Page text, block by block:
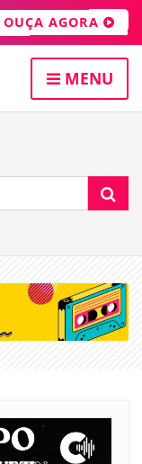
OUÇA AGORA
MENU